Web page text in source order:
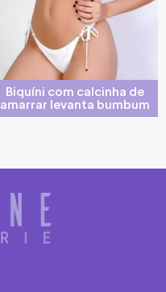
Biquíni com calcinha de
amarrar levanta bumbum